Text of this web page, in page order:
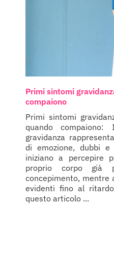
Primi sintomi
compaiono
Primi sintomi
quando
gravidanza
di emozione, dubbi e
iniziano a percepire
proprio corpo già
concepimento, mentre
evidenti fino al
questo articolo ...